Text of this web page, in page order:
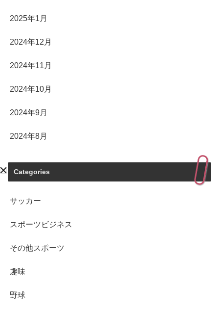
2025年1月
2024年12月
2024年11月
2024年10月
2024年9月
2024年8月
Categories
サッカー
スポーツビジネス
その他スポーツ
趣味
野球